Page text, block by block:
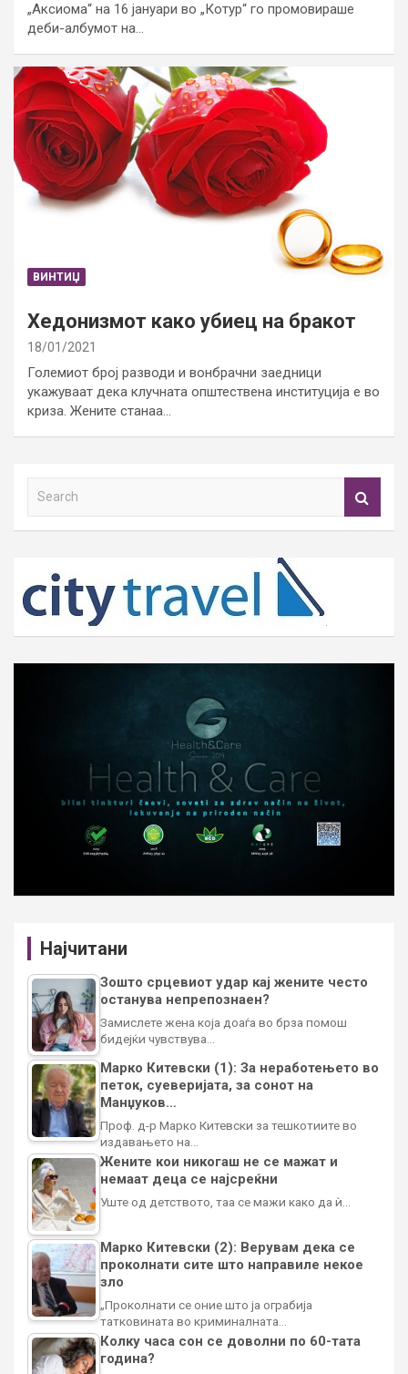
„Аксиома“ на 16 јануари во „Котур“ го промовираше
деби-албумот на…
ВИНТИЏ
Хедонизмот како убиец на бракот
18/01/2021
Големиот број разводи и вонбрачни заедници
укажуваат дека клучната општествена институција е во
криза. Жените станаа…
h
Најчитани
Зошто срцевиот удар кај жените често
останува непрепознаен?
Замислете жена која доаѓа во брза помош
бидејќи чувствува…
Марко Китевски (1): За неработењето во
петок, суеверијата, за сонот на
Манџуков…
Проф. д-р Марко Китевски за тешкотиите во
издавањето на…
Жените кои никогаш не се мажат и
немаат деца се најсреќни
Уште од детството, таа се мажи како да ѝ…
Марко Китевски (2): Верувам дека се
проколнати сите што направиле некое
зло
„Проколнати се оние што ја ограбија
татковината во криминалната…
Колку часа сон се доволни по 60-тата
година?